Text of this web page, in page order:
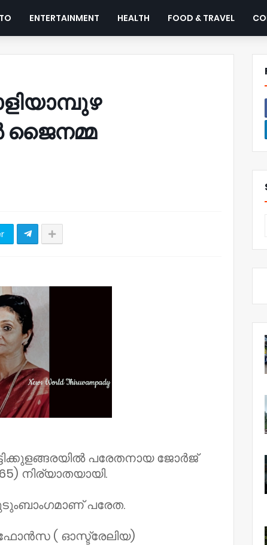
ENTERTAINMENT HEALTH FOOD & TRAVEL
ജൈനമ്മ
പരേതനായ ജോർജ്
നിര്യാതയായി.
പരേത.
( ഓസ്ട്രേലിയ)